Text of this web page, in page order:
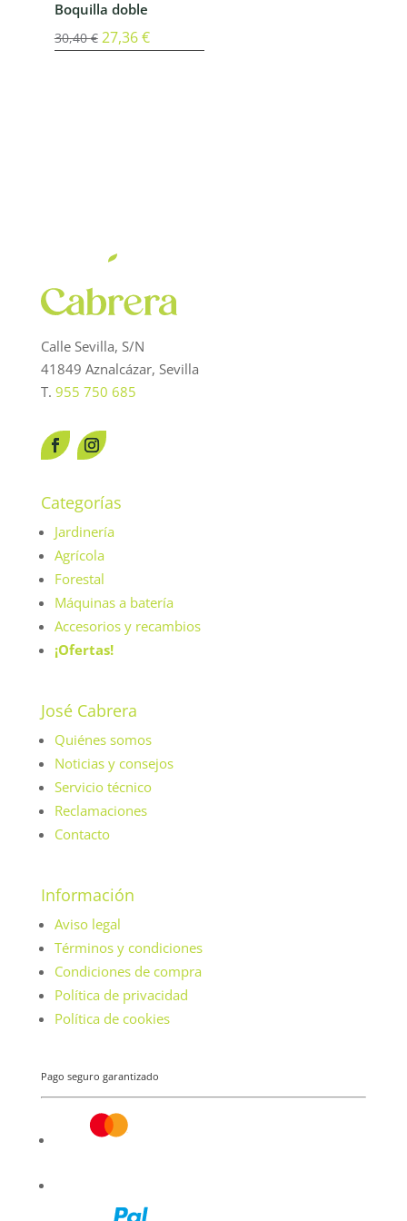
Boquilla doble
30,40€ El
27,36€El
Calle Sevilla, S/N
41849 Aznalcázar, Sevilla
T. 955 750 685
Categorías
Jardinería
Agrícola
Forestal
Máquinas a batería
Accesorios y recambios
¡Ofertas!
José Cabrera
Quiénes somos
Noticias y consejos
Servicio técnico
Reclamaciones
Contacto
Información
Aviso legal
Términos y condiciones
Condiciones de compra
Política de privacidad
Política de cookies
Pago seguro garantizado